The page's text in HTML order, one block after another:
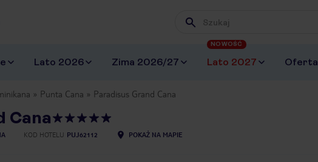
Wpisz frazę, której szukasz
Lato 2026 Zima 2026/27 Lato 2027
NOWOŚĆ
Oferta
Punta Cana Paradisus Grand Cana
Cana
KOD HOTELU PUJ62112 POKAŻ NA MAPIE